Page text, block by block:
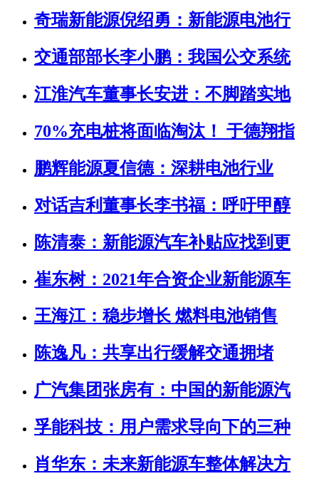
奇瑞新能源倪绍勇：新能源电池行
交通部部长李小鹏：我国公交系统
江淮汽车董事长安进：不脚踏实地
70%充电桩将面临淘汰！ 于德翔指
鹏辉能源夏信德：深耕电池行业
对话吉利董事长李书福：呼吁甲醇
陈清泰：新能源汽车补贴应找到更
崔东树：2021年合资企业新能源车
王海江：稳步增长 燃料电池销售
陈逸凡：共享出行缓解交通拥堵
广汽集团张房有：中国的新能源汽
孚能科技：用户需求导向下的三种
肖华东：未来新能源车整体解决方